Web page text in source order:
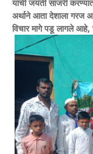
यांची जयंती साजरी
अर्थाने आता देशाला गरज
विचार मागे पडू लागले आहे,